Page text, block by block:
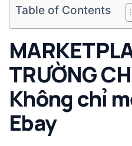
Table of Contents
TRƯỜNG
Không chỉ
Ebay